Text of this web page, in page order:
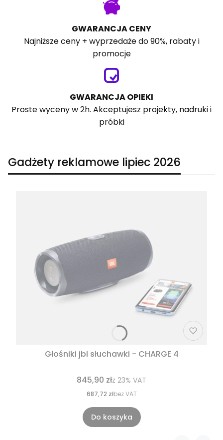
GWARANCJA CENY
Najniższe ceny + wyprzedaże do 90%, rabaty i
promocje
GWARANCJA OPIEKI
Proste wyceny w 2h. Akceptujesz projekty, nadruki i
próbki
Gadżety reklamowe lipiec 2026
Głośniki jbl słuchawki - CHARGE 4
845,90 złz 23% VAT
687,72 złbez VAT
Do koszyka